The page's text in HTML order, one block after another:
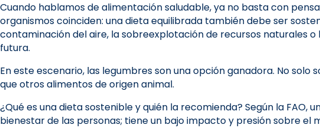
Cuando hablamos de alimentación saludable, ya no basta con
organismos coinciden: una dieta equilibrada también debe ser
contaminación del aire, la sobreexplotación de recursos naturales
futura.
En este escenario, las legumbres son una opción ganadora. No
que otros alimentos de origen animal.
¿Qué es una dieta sostenible y quién la recomienda? Según la FAO,
bienestar de las personas; tiene un bajo impacto y presión sobre el